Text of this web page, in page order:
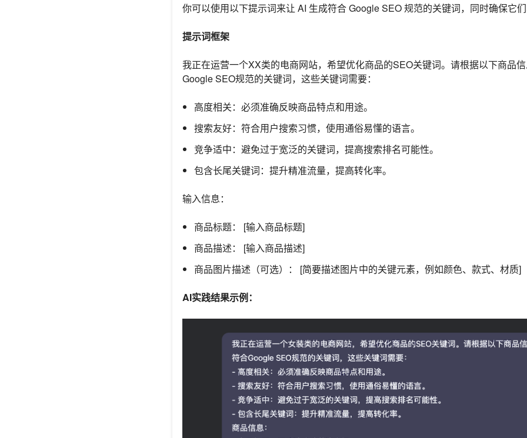
你可以使用以下提示词来让 AI 生成符合 Google SEO 规范的关键词，同时确保它
提示词框架
我正在运营一个XX类的电商网站，希望优化商品的SEO关键词。请根据以下商品
Google SEO规范的关键词，这些关键词需要：
高度相关：必须准确反映商品特点和用途。
搜索友好：符合用户搜索习惯，使用通俗易懂的语言。
竞争适中：避免过于宽泛的关键词，提高搜索排名可能性。
包含长尾关键词：提升精准流量，提高转化率。
输入信息：
商品标题： [输入商品标题]
商品描述： [输入商品描述]
商品图片描述（可选）： [简要描述图片中的关键元素，例如颜色、款式、材质]
AI实践结果示例：